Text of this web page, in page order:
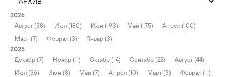
2026
Август (38)
Июл (180) Июн (193) Май (175)
Апрел (100)
Март (7)
Феврал (3)
Январ (3)
2025
Декабр (7)
Ноябр (11) Октябр (14) Сентябр (22)
Август (44)
Июл (36)
Июн (8) Май (7) Апрел (10) Март (3)
Феврал (11)